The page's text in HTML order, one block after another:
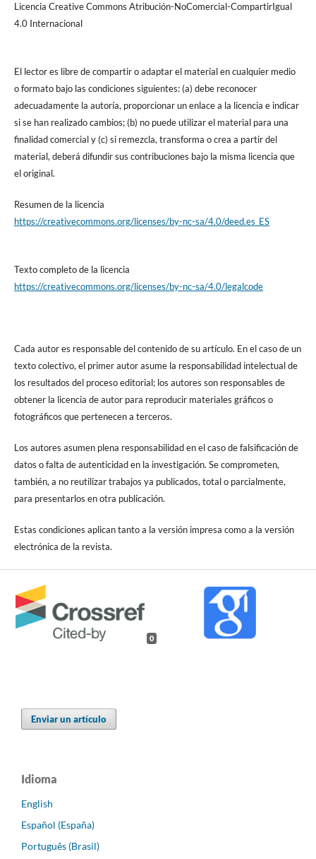
Licencia Creative Commons Atribución-NoComercial-CompartirIgual
4.0 Internacional
El lector es libre de compartir o adaptar el material en cualquier medio
o formato bajo las condiciones siguientes: (a) debe reconocer
adecuadamente la autoría, proporcionar un enlace a la licencia e indicar
si se han realizado cambios; (b) no puede utilizar el material para una
finalidad comercial y (c) si remezcla, transforma o crea a partir del
material, deberá difundir sus contribuciones bajo la misma licencia que
el original.
Resumen de la licencia
https://creativecommons.org/licenses/by-nc-sa/4.0/deed.es_ES
Texto completo de la licencia
https://creativecommons.org/licenses/by-nc-sa/4.0/legalcode
Cada autor es responsable del contenido de su artículo. En el caso de un
texto colectivo, el primer autor asume la responsabilidad intelectual de
los resultados del proceso editorial; los autores son responsables de
obtener la licencia de autor para reproducir materiales gráficos o
fotográficos que pertenecen a terceros.
Los autores asumen plena responsabilidad en el caso de falsificación de
datos o falta de autenticidad en la investigación. Se comprometen,
también, a no reutilizar trabajos ya publicados, total o parcialmente,
para presentarlos en otra publicación.
Estas condiciones aplican tanto a la versión impresa como a la versión
electrónica de la revista.
0
Enviar un artículo
Idioma
English
Español (España)
Português (Brasil)